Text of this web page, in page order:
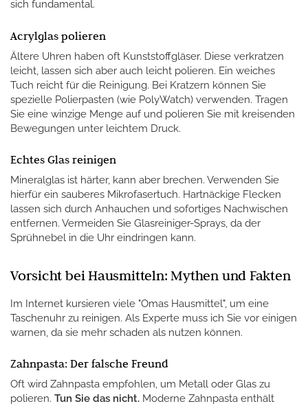
sich fundamental.
Acrylglas polieren
Ältere Uhren haben oft Kunststoffgläser. Diese verkratzen
leicht, lassen sich aber auch leicht polieren. Ein weiches
Tuch reicht für die Reinigung. Bei Kratzern können Sie
spezielle Polierpasten (wie PolyWatch) verwenden. Tragen
Sie eine winzige Menge auf und polieren Sie mit kreisenden
Bewegungen unter leichtem Druck.
Echtes Glas reinigen
Mineralglas ist härter, kann aber brechen. Verwenden Sie
hierfür ein sauberes Mikrofasertuch. Hartnäckige Flecken
lassen sich durch Anhauchen und sofortiges Nachwischen
entfernen. Vermeiden Sie Glasreiniger-Sprays, da der
Sprühnebel in die Uhr eindringen kann.
Vorsicht bei Hausmitteln: Mythen und Fakten
Im Internet kursieren viele "Omas Hausmittel", um eine
Taschenuhr zu reinigen. Als Experte muss ich Sie vor einigen
warnen, da sie mehr schaden als nutzen können.
Zahnpasta: Der falsche Freund
Oft wird Zahnpasta empfohlen, um Metall oder Glas zu
polieren. Tun Sie das nicht. Moderne Zahnpasta enthält